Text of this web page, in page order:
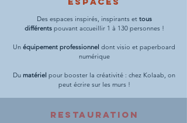
Des espaces inspirés, inspirants et tous
différentspouvant accueillir 1 à 130 personnes !
Un équipement professionnel dont visio et paperboard
numérique
Du matériel pour booster la créativité : chez Kolaab, on
peut écrire sur les murs !
RESTAURATION